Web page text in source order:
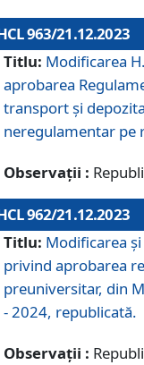
963/21.12.2023
Titlu: Modificarea
aprobarea
transport şi
neregulamentar pe
Observații :
962/21.12.2023
Titlu: Modificarea
privind aprobarea
preuniversitar, din
- 2024, republicată.
Observații :